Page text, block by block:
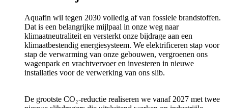
Aquafin wil tegen 2030 volledig af van fossiele brandstoffen.
Dat is een belangrijke mijlpaal in onze weg naar
klimaatneutraliteit en versterkt onze bijdrage aan een
klimaatbestendig energiesysteem. We elektrificeren stap voor
stap de verwarming van onze gebouwen, vergroenen ons
wagenpark en vrachtvervoer en investeren in nieuwe
installaties voor de verwerking van ons slib.
De grootste CO₂-reductie realiseren we vanaf 2027 met twee